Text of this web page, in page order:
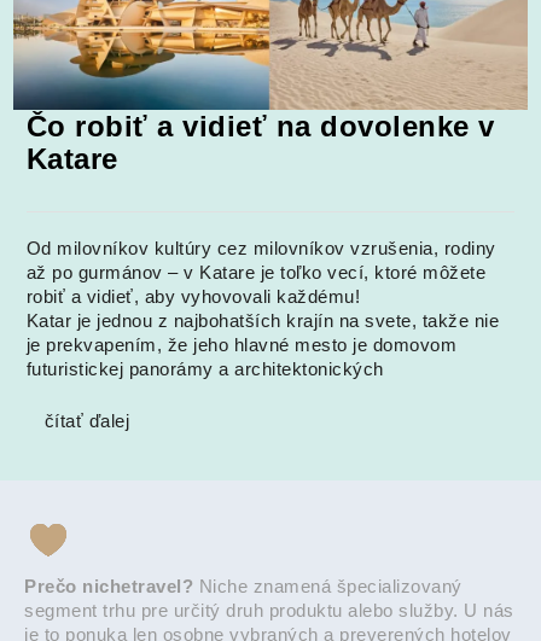
Čo robiť a vidieť na dovolenke v
Katare
Od milovníkov kultúry cez milovníkov vzrušenia, rodiny
až po gurmánov – v Katare je toľko vecí, ktoré môžete
robiť a vidieť, aby vyhovovali každému!
Katar je jednou z najbohatších krajín na svete, takže nie
je prekvapením, že jeho hlavné mesto je domovom
futuristickej panorámy a architektonických
čítať ďalej
Prečo nichetravel? Niche znamená špecializovaný
segment trhu pre určitý druh produktu alebo služby. U nás
je to ponuka len osobne vybraných a preverených hotelov